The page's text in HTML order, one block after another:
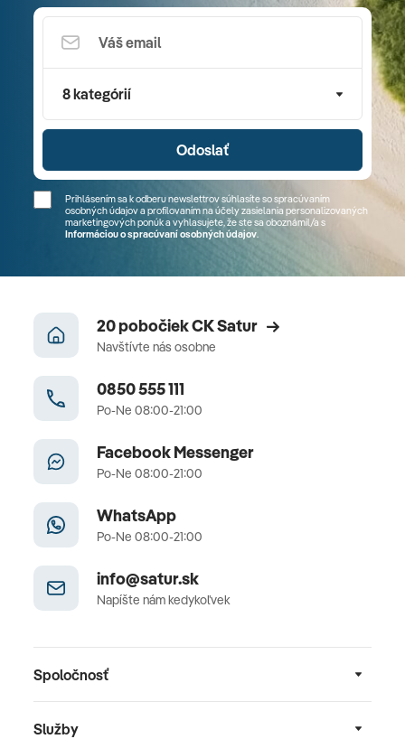
8 kategórií
Odoslať
Prihlásením sa k odberu newslettrov súhlasíte so spracúvaním
osobných údajov a profilovaním na účely zasielania personalizovaných
marketingových ponúk a vyhlasujete, že ste sa oboznámil/a s
Informáciou o spracúvaní osobných údajov.
20 pobočiek CK Satur
Navštívte nás osobne
0850 555 111
Po-Ne 08:00-21:00
Facebook Messenger
Po-Ne 08:00-21:00
WhatsApp
Po-Ne 08:00-21:00
info@satur.sk
Napíšte nám kedykoľvek
Spoločnosť
Služby